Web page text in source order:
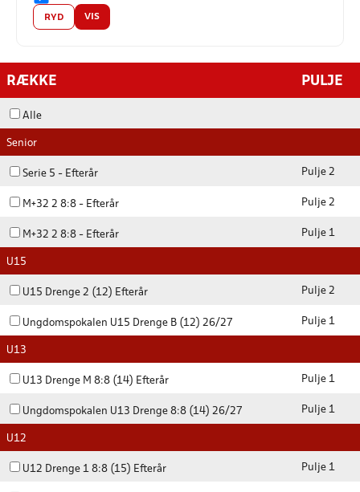
RYD VIS
RÆKKE PULJE
Alle
Senior
Serie 5 - Efterår Pulje 2
M+32 2 8:8 - Efterår Pulje 2
M+32 2 8:8 - Efterår Pulje 1
U15
U15 Drenge 2 (12) Efterår Pulje 2
Ungdomspokalen U15 Drenge B (12) 26/27 Pulje 1
U13
U13 Drenge M 8:8 (14) Efterår Pulje 1
Ungdomspokalen U13 Drenge 8:8 (14) 26/27 Pulje 1
U12
U12 Drenge 1 8:8 (15) Efterår Pulje 1